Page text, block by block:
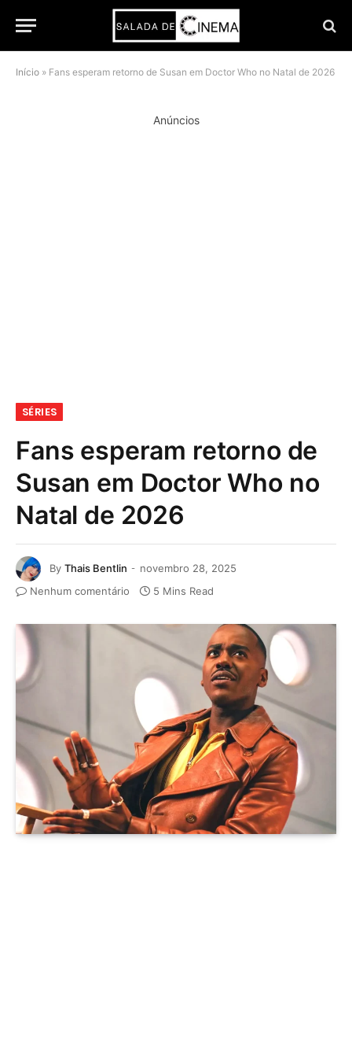
Início » Fans esperam retorno de Susan em Doctor Who no Natal de 2026
Anúncios
SÉRIES
Fans esperam retorno de
Susan em Doctor Who no
Natal de 2026
By Thais Bentlin
novembro 28, 2025
Nenhum comentário
5 Mins Read